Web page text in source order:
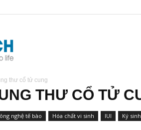
thư cổ tử cung
THƯ CỔ TỬ
nghệ tế bào Hóa chất vi sinh IUI Ký